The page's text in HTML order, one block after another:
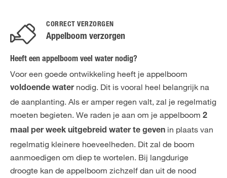
CORRECT VERZORGEN
Appelboom verzorgen
Heeft een appelboom veel water nodig?
Voor een goede ontwikkeling heeft je appelboom
voldoende waternodig. Dit is vooral heel belangrijk na
de aanplanting. Als er amper regen valt, zal je regelmatig
moeten begieten. We raden je aan om je appelboom 2
maal per week uitgebreid water te geven in plaats van
regelmatig kleinere hoeveelheden. Dit zal de boom
aanmoedigen om diep te wortelen. Bij langdurige
droogte kan de appelboom zichzelf dan uit de nood